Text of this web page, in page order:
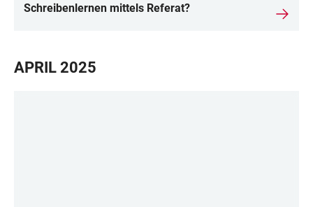
Schreibenlernen mittels Referat?
APRIL 2025